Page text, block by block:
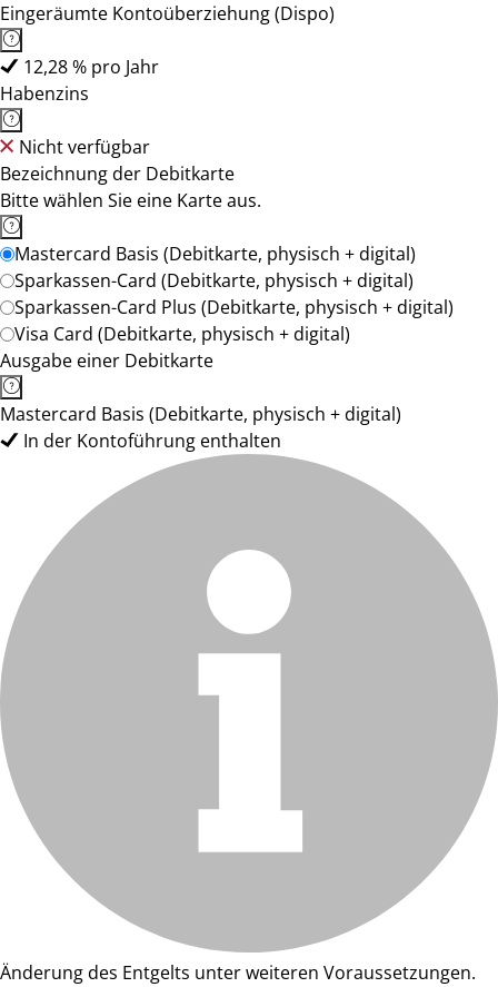
Eingeräumte Kontoüberziehung (Dispo)
12,28 % pro Jahr
Habenzins
Nicht verfügbar
Bezeichnung der Debitkarte
Bitte wählen Sie eine Karte aus.
Mastercard Basis (Debitkarte, physisch + digital)
Sparkassen-Card (Debitkarte, physisch + digital)
Sparkassen-Card Plus (Debitkarte, physisch + digital)
Visa Card (Debitkarte, physisch + digital)
Ausgabe einer Debitkarte
Mastercard Basis (Debitkarte, physisch + digital)
In der Kontoführung enthalten
Änderung des Entgelts unter weiteren Voraussetzungen.